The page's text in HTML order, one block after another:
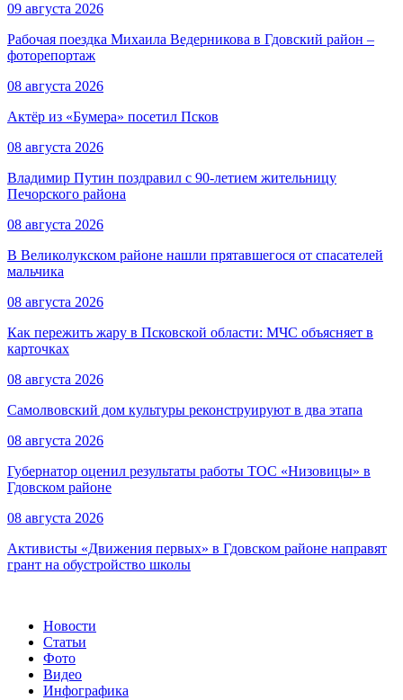
09 августа 2026
Рабочая поездка Михаила Ведерникова в Гдовский район –
фоторепортаж
08 августа 2026
Актёр из «Бумера» посетил Псков
08 августа 2026
Владимир Путин поздравил с 90-летием жительницу
Печорского района
08 августа 2026
В Великолукском районе нашли прятавшегося от спасателей
мальчика
08 августа 2026
Как пережить жару в Псковской области: МЧС объясняет в
карточках
08 августа 2026
Самолвовский дом культуры реконструируют в два этапа
08 августа 2026
Губернатор оценил результаты работы ТОС «Низовицы» в
Гдовском районе
08 августа 2026
Активисты «Движения первых» в Гдовском районе направят
грант на обустройство школы
Новости
Статьи
Фото
Видео
Инфографика